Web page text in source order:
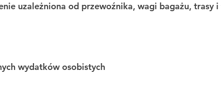
uzależniona od przewoźnika, wagi bagażu, trasy
wydatków osobistych